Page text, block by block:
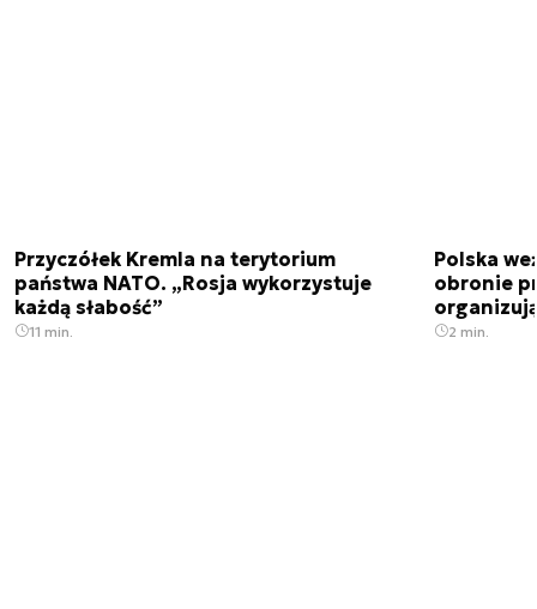
Przyczółek Kremla na terytorium
państwa NATO. „Rosja wykorzystuje
każdą słabość”
11 min.
Polska
obronie
2 min.